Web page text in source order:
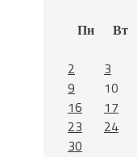
Пн
Вт
2
3
9
10
16
17
23
24
30